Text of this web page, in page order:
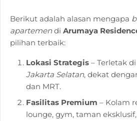
Berikut adalah alasan mengapa
apartemen diArumaya
pilihan terbaik:
Lokasi Strategis – Terletak di
Jakarta Selatan, dekat
dan MRT.
Fasilitas Premium – Kolam
lounge, gym, taman